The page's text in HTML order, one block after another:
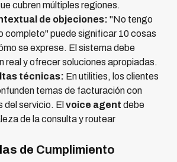
cubren múltiples regiones.
de objeciones: "No tengo
completo" puede significar 10 cosas
se exprese. El sistema debe
real y ofrecer soluciones apropiadas.
técnicas: En utilities, los clientes
temas de facturación con
servicio. El voice agent debe
de la consulta y routear
de Cumplimiento